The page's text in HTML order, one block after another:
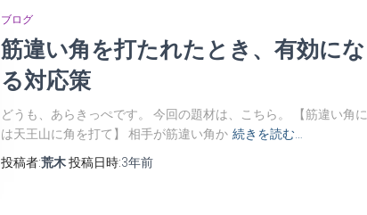
ブログ
筋違い角を打たれたとき、有効にな
る対応策
どうも、あらきっぺです。 今回の題材は、こちら。 【筋違い角に
は天王山に角を打て】 相手が筋違い角か 続きを読む…
投稿者:荒木投稿日時:3年前